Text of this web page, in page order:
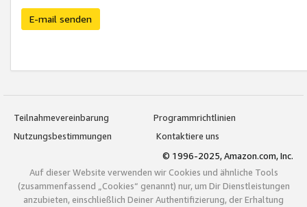
E-mail senden
Teilnahmevereinbarung
Programmrichtlinien
Nutzungsbestimmungen
Kontaktiere uns
© 1996-2025, Amazon.com, Inc.
Auf dieser Website verwenden wir Cookies und ähnliche Tools
(zusammenfassend „Cookies“ genannt) nur, um Dir Dienstleistungen
anzubieten, einschließlich Deiner Authentifizierung, der Erhaltung